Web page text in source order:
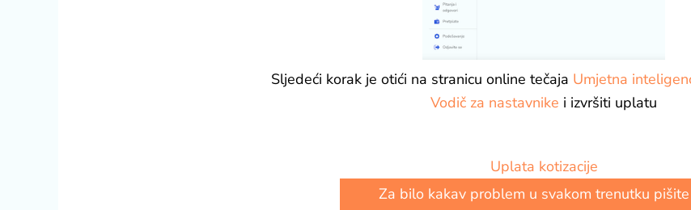
Sljedeći korak je otići na stranicu online tečaja Umjetna
Vodič za nastavnike i izvršiti uplatu
Uplata kotizacije
Za bilo kakav problem u svakom trenutku